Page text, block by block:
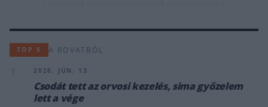
TOP 5 A ROVATBÓL
2026. JÚN. 13.
Csodát tett az orvosi kezelés, sima győzelem
lett a vége